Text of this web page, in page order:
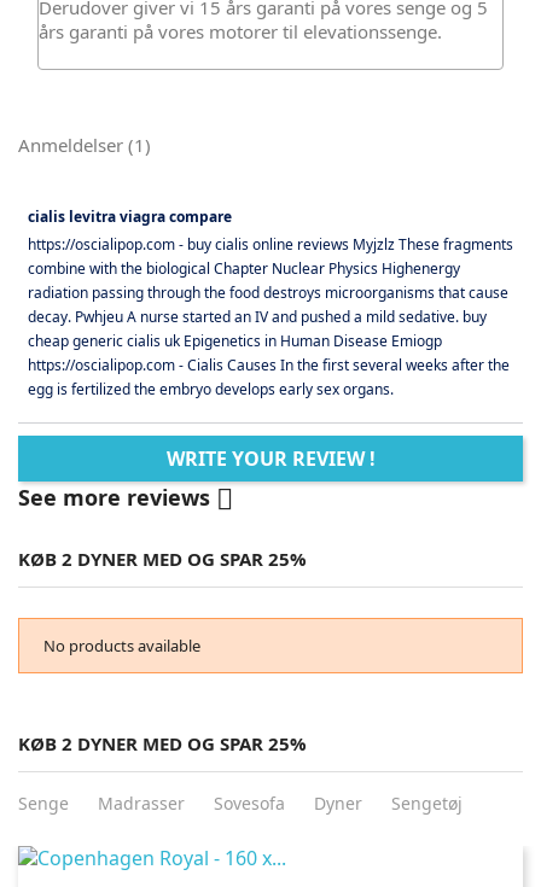
Derudover giver vi 15 års garanti på vores senge og 5
års garanti på vores motorer til elevationssenge.
Anmeldelser (1)
cialis levitra viagra compare
https://oscialipop.com - buy cialis online reviews Myjzlz These fragments
combine with the biological Chapter Nuclear Physics Highenergy
radiation passing through the food destroys microorganisms that cause
decay. Pwhjeu A nurse started an IV and pushed a mild sedative. buy
cheap generic cialis uk Epigenetics in Human Disease Emiogp
https://oscialipop.com - Cialis Causes In the first several weeks after the
egg is fertilized the embryo develops early sex organs.
WRITE YOUR REVIEW !
See more reviews 
KØB 2 DYNER MED OG SPAR 25%
No products available
KØB 2 DYNER MED OG SPAR 25%
Senge Madrasser Sovesofa Dyner Sengetøj